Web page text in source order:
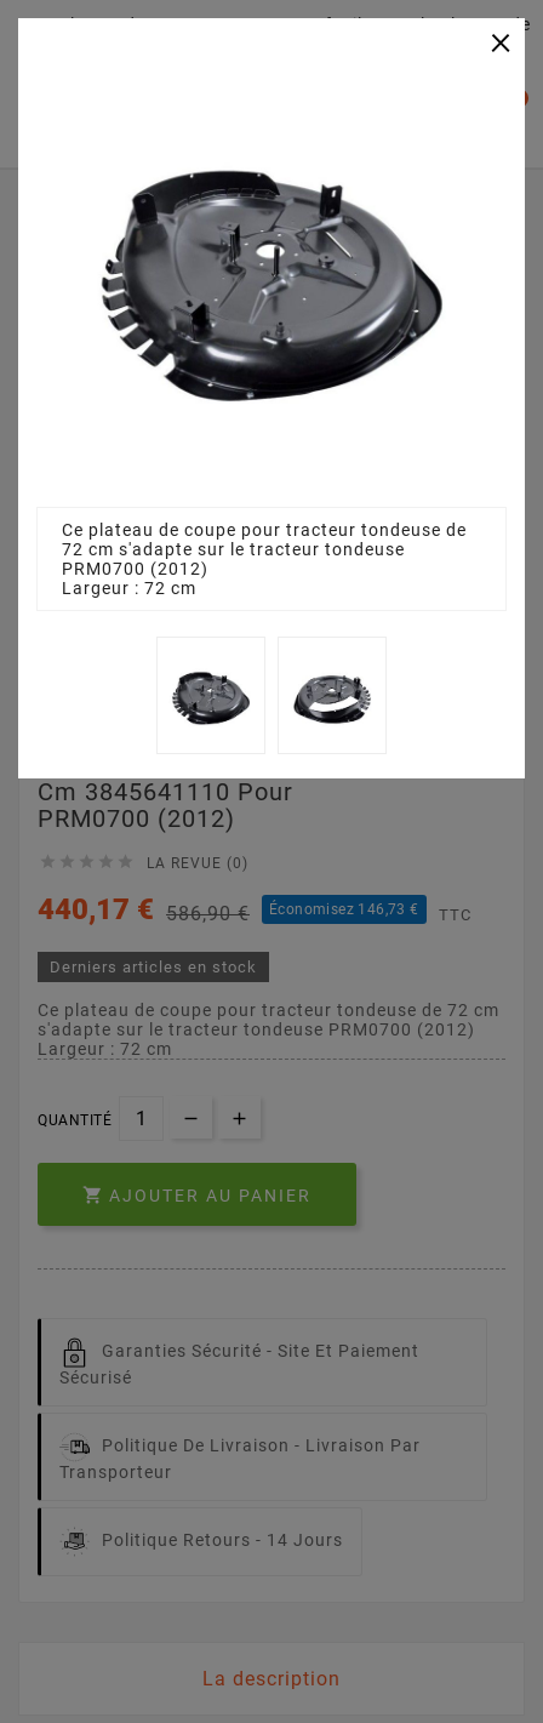
Plateaudecoupe.com : Trouver facilement le plateau de
Accueil
Plateau de coupe
Plateau de coupe 72 cm 3845641110 pour PRM0700
(2012)
Cm 3845641110 Pour
PRM0700 (2012)
     LA REVUE (0)
440,17 € 586,90 € Économisez 146,73 € TTC
Derniers articles en stock
Ce plateau de coupe pour tracteur tondeuse de 72 cm
s'adapte sur le tracteur tondeuse PRM0700 (2012)
Largeur : 72 cm
QUANTITÉ
 AJOUTER AU PANIER
Garanties Sécurité - Site Et Paiement
Sécurisé
Politique De Livraison - Livraison Par
Transporteur
Politique Retours - 14 Jours
La description
×
Ce plateau de coupe pour tracteur tondeuse de
72 cm s'adapte sur le tracteur tondeuse
PRM0700 (2012)
Largeur : 72 cm